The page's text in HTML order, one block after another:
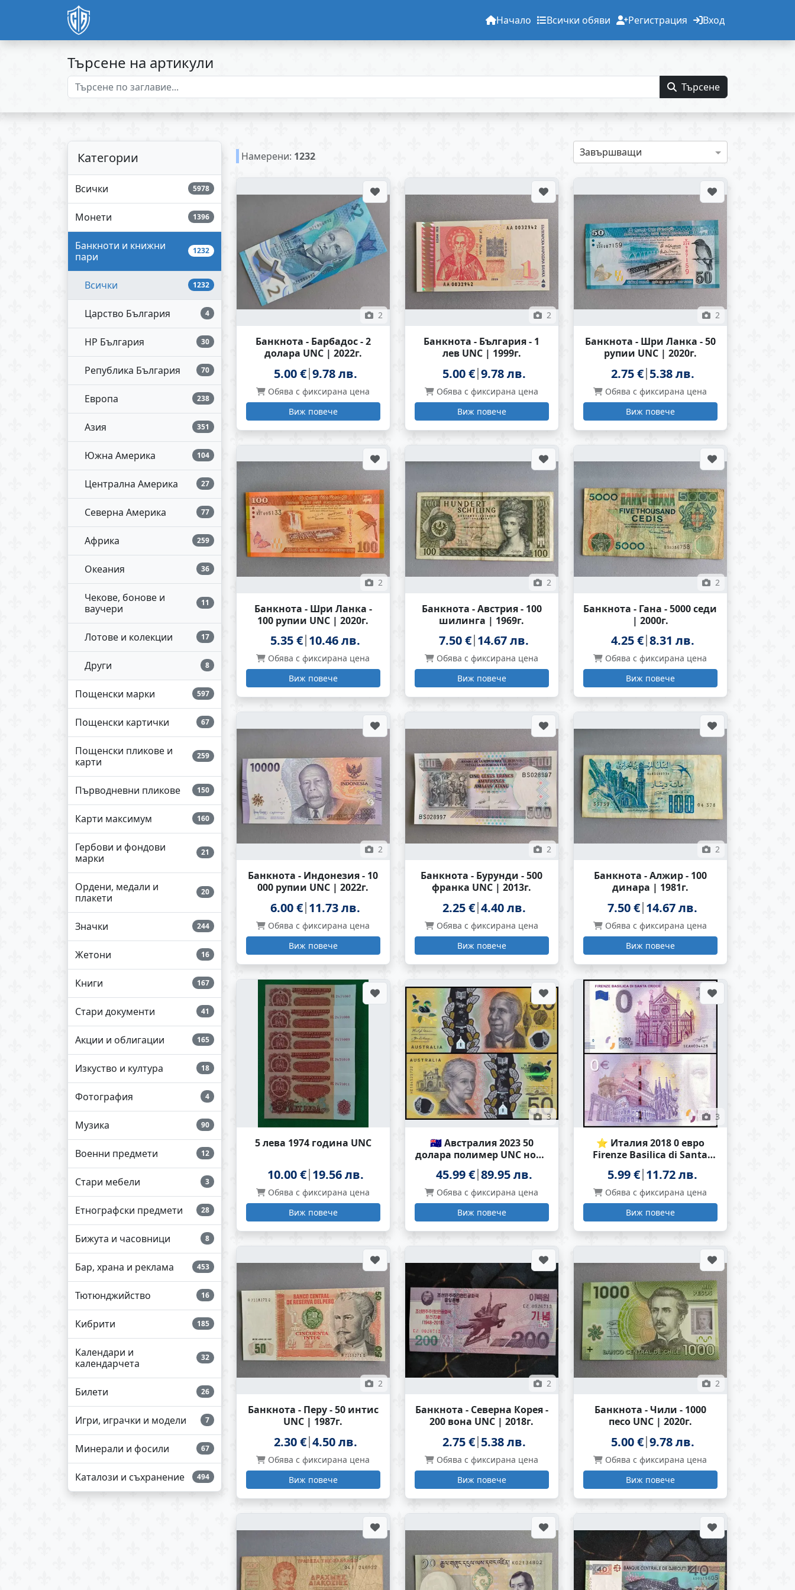
Начало Всички обяви Регистрация Вход
Търсене на артикули
Търсене
Категории
Всички 5978
Монети 1396
Банкноти и книжни
пари
1232
Всички 1232
Царство България 4
НР България 30
Република България 70
Европа 238
Азия 351
Южна Америка 104
Централна Америка 27
Северна Америка 77
Африка 259
Океания 36
Чекове, бонове и
ваучери
11
Лотове и колекции 17
Други 8
Пощенски марки 597
Пощенски картички 67
Пощенски пликове и
карти
259
Първодневни пликове 150
Карти максимум 160
Гербови и фондови
марки
21
Ордени, медали и
плакети
20
Значки 244
Жетони 16
Книги 167
Стари документи 41
Акции и облигации 165
Изкуство и култура 18
Фотография 4
Музика 90
Военни предмети 12
Стари мебели 3
Етнографски предмети 28
Бижута и часовници 8
Бар, храна и реклама 453
Тютюнджийство 16
Кибрити 185
Календари и
календарчета
32
Билети 26
Игри, играчки и модели 7
Минерали и фосили 67
Каталози и съхранение 494
Намерени: 1232 Завършващи
2
Банкнота - Барбадос - 2
долара UNC | 2022г.
5.00 € 9.78 лв.
Обява с фиксирана цена
Виж повече
2
Банкнота - България - 1
лев UNC | 1999г.
5.00 € 9.78 лв.
Обява с фиксирана цена
Виж повече
2
Банкнота - Шри Ланка - 50
рупии UNC | 2020г.
2.75 € 5.38 лв.
Обява с фиксирана цена
Виж повече
2
Банкнота - Шри Ланка -
100 рупии UNC | 2020г.
5.35 € 10.46 лв.
Обява с фиксирана цена
Виж повече
2
Банкнота - Австрия - 100
шилинга | 1969г.
7.50 € 14.67 лв.
Обява с фиксирана цена
Виж повече
2
Банкнота - Гана - 5000 седи
| 2000г.
4.25 € 8.31 лв.
Обява с фиксирана цена
Виж повече
2
Банкнота - Индонезия - 10
000 рупии UNC | 2022г.
6.00 € 11.73 лв.
Обява с фиксирана цена
Виж повече
2
Банкнота - Бурунди - 500
франка UNC | 2013г.
2.25 € 4.40 лв.
Обява с фиксирана цена
Виж повече
2
Банкнота - Алжир - 100
динара | 1981г.
7.50 € 14.67 лв.
Обява с фиксирана цена
Виж повече
5 лева 1974 година UNC
10.00 € 19.56 лв.
Обява с фиксирана цена
Виж повече
3
🇦🇺 Австралия 2023 50
долара полимер UNC нова
🇦🇺
45.99 € 89.95 лв.
Обява с фиксирана цена
Виж повече
3
⭐ Италия 2018 0 евро
Firenze Basilica di Santa
Croce UNC нова ⭐
5.99 € 11.72 лв.
Обява с фиксирана цена
Виж повече
2
Банкнотa - Перу - 50 интис
UNC | 1987г.
2.30 € 4.50 лв.
Обява с фиксирана цена
Виж повече
2
Банкнота - Северна Корея -
200 вона UNC | 2018г.
2.75 € 5.38 лв.
Обява с фиксирана цена
Виж повече
2
Банкнота - Чили - 1000
песо UNC | 2020г.
5.00 € 9.78 лв.
Обява с фиксирана цена
Виж повече